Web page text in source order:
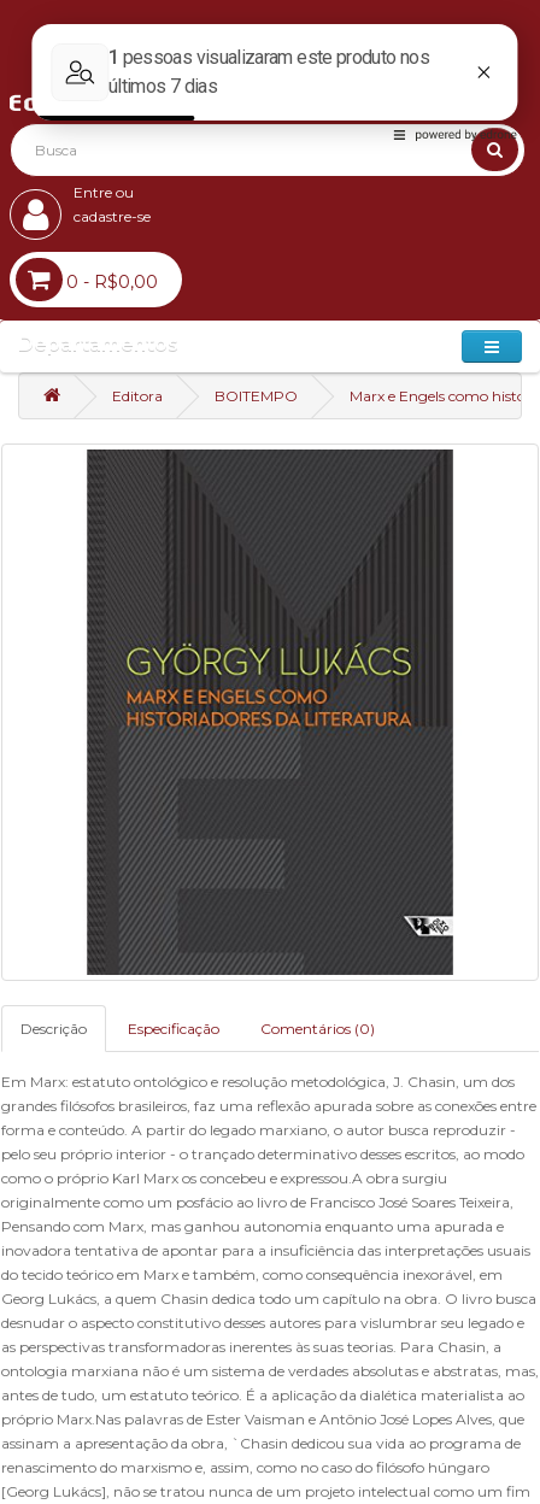
Entre ou
cadastre-se
0 - R$0,00
Departamentos
Editora BOITEMPO Marx e Engels como
Descrição Especificação Comentários (0)
Em Marx: estatuto ontológico e resolução metodológica, J. Chasin, um dos
grandes filósofos brasileiros, faz uma reflexão apurada sobre as conexões entre
forma e conteúdo. A partir do legado marxiano, o autor busca reproduzir -
pelo seu próprio interior - o trançado determinativo desses escritos, ao modo
como o próprio Karl Marx os concebeu e expressou.A obra surgiu
originalmente como um posfácio ao livro de Francisco José Soares Teixeira,
Pensando com Marx, mas ganhou autonomia enquanto uma apurada e
inovadora tentativa de apontar para a insuficiência das interpretações usuais
do tecido teórico em Marx e também, como consequência inexorável, em
Georg Lukács, a quem Chasin dedica todo um capítulo na obra. O livro busca
desnudar o aspecto constitutivo desses autores para vislumbrar seu legado e
as perspectivas transformadoras inerentes às suas teorias. Para Chasin, a
ontologia marxiana não é um sistema de verdades absolutas e abstratas, mas,
antes de tudo, um estatuto teórico. É a aplicação da dialética materialista ao
próprio Marx.Nas palavras de Ester Vaisman e Antônio José Lopes Alves, que
assinam a apresentação da obra, `Chasin dedicou sua vida ao programa de
renascimento do marxismo e, assim, como no caso do filósofo húngaro
[Georg Lukács], não se tratou nunca de um projeto intelectual como um fim